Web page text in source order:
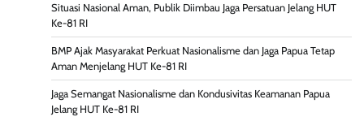
Situasi Nasional Aman, Publik Diimbau Jaga Persatuan Jelang HUT
Ke-81 RI
BMP Ajak Masyarakat Perkuat Nasionalisme dan Jaga Papua Tetap
Aman Menjelang HUT Ke-81 RI
Jaga Semangat Nasionalisme dan Kondusivitas Keamanan Papua
Jelang HUT Ke-81 RI